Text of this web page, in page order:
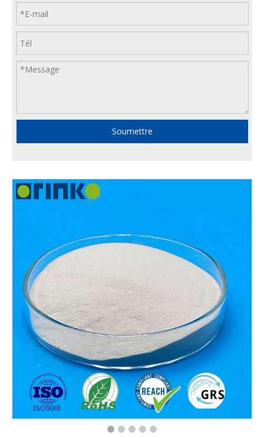
Soumettre